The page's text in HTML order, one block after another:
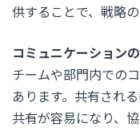
供することで、戦略
コミュニケーション
チームや部門内での
あります。共有され
共有が容易になり、